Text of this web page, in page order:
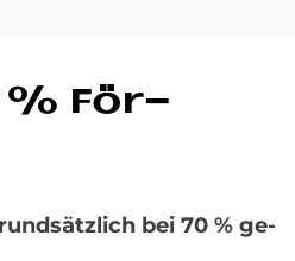
% För­
bei 70 % ge­